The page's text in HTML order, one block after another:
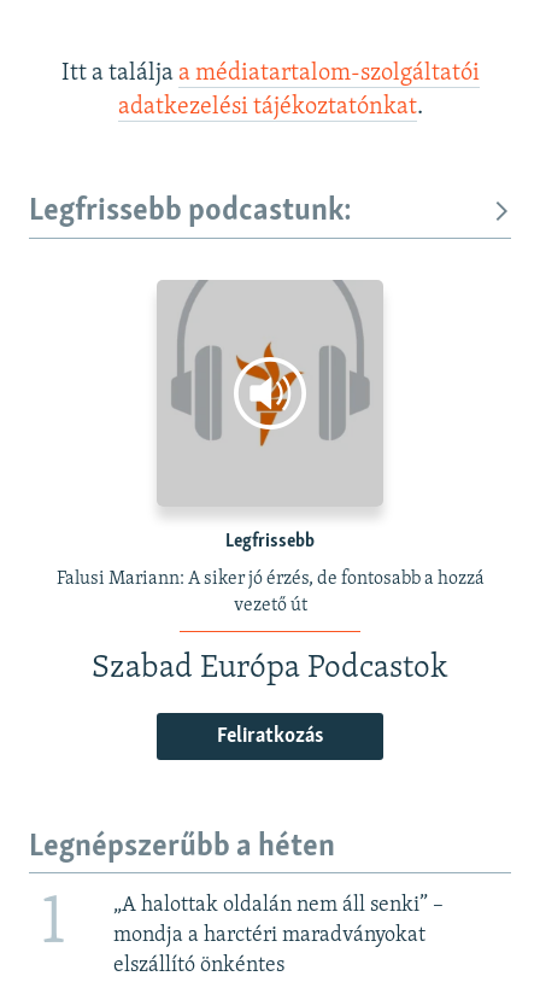
Itt a találja a médiatartalom-szolgáltatói
adatkezelési tájékoztatónkat.
Legfrissebb podcastunk:
Legfrissebb
Falusi Mariann: A siker jó érzés, de fontosabb a hozzá
vezető út
Szabad Európa Podcastok
Feliratkozás
Legnépszerűbb a héten
1
„A halottak oldalán nem áll senki” –
mondja a harctéri maradványokat
elszállító önkéntes